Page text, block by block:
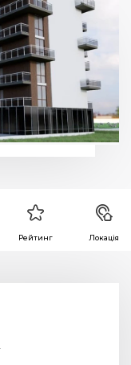
Рейтинг Локація